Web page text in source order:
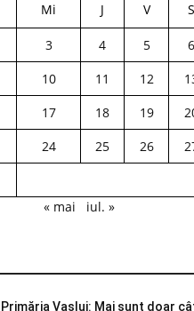
Mi J V S
3 4 5 6
10 11 12
17 18 19
24 25 26
« mai
iul. »
Primăria Vaslui: Mai sunt doar